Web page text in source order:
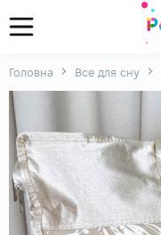
Головна Все для сну